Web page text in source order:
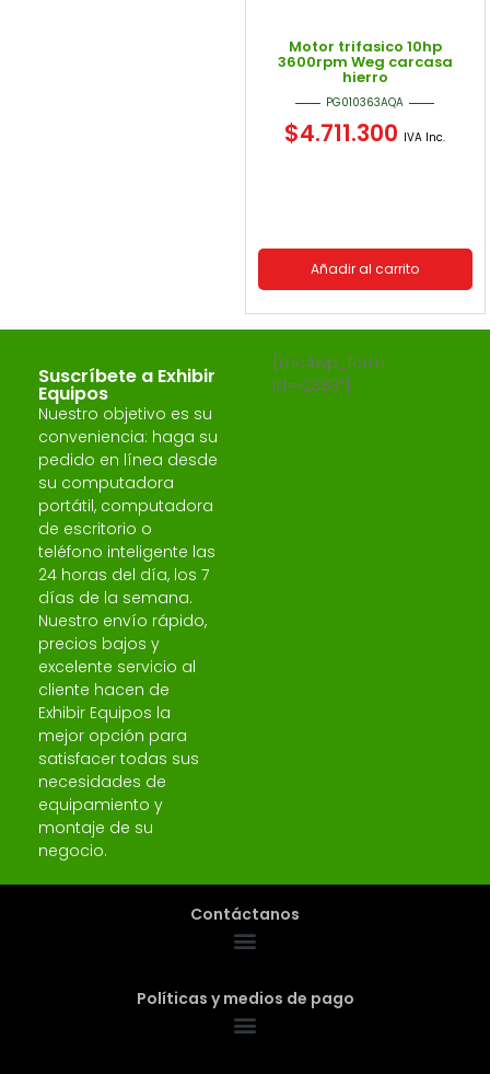
Motor trifasico 10hp
3600rpm Weg carcasa
hierro
PG010363AQA
$4.711.300 IVA Inc.
Añadir al carrito
Suscríbete a Exhibir
Equipos
Nuestro objetivo es su
conveniencia: haga su
pedido en línea desde
su computadora
portátil, computadora
de escritorio o
teléfono inteligente las
24 horas del día, los 7
días de la semana.
Nuestro envío rápido,
precios bajos y
excelente servicio al
cliente hacen de
Exhibir Equipos la
mejor opción para
satisfacer todas sus
necesidades de
equipamiento y
montaje de su
negocio.
[mc4wp_form
id=»2383″]
Contáctanos
Políticas y medios de pago